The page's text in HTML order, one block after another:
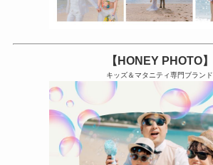
【HONEY PHOTO】
キッズ＆マタニティ専門ブランド